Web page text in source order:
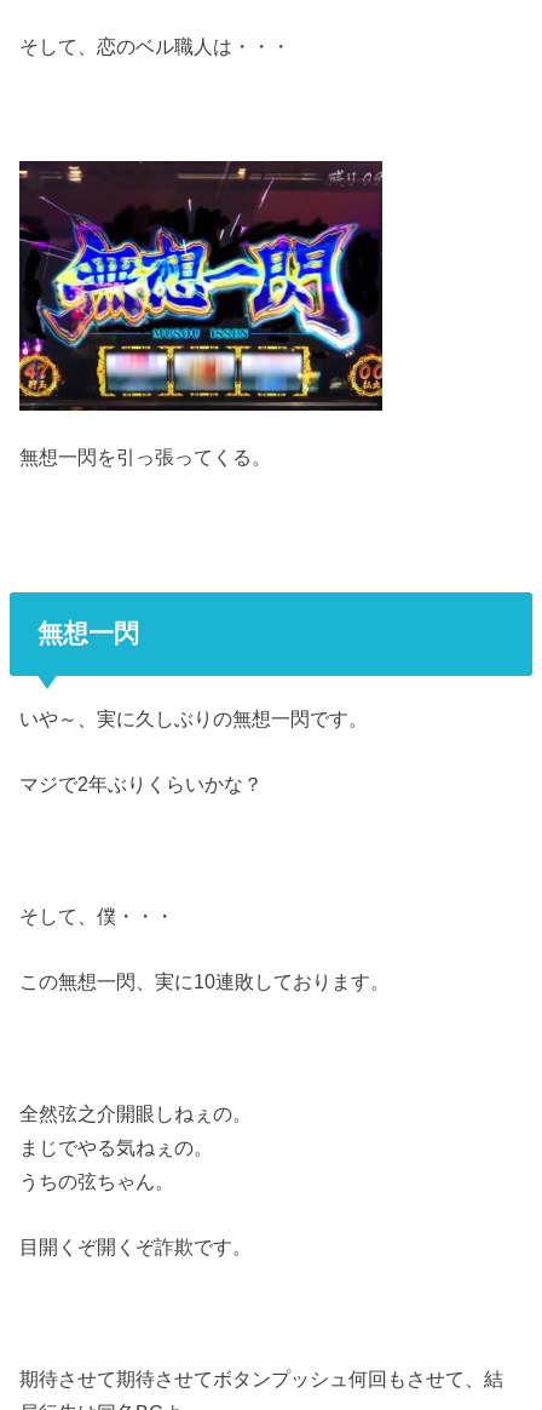
そして、恋のベル職人は・・・
無想一閃を引っ張ってくる。
無想一閃
いや～、実に久しぶりの無想一閃です。
マジで2年ぶりくらいかな？
そして、僕・・・
この無想一閃、実に10連敗しております。
全然弦之介開眼しねぇの。
まじでやる気ねぇの。
うちの弦ちゃん。
目開くぞ開くぞ詐欺です。
期待させて期待させてボタンプッシュ何回もさせて、結